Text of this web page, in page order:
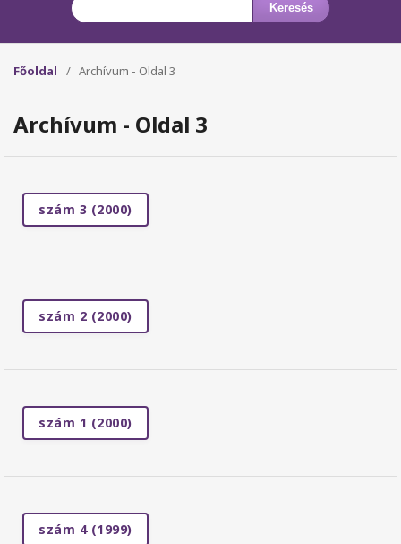
Keresés
Főoldal / Archívum - Oldal 3
Archívum - Oldal 3
szám 3 (2000)
szám 2 (2000)
szám 1 (2000)
szám 4 (1999)